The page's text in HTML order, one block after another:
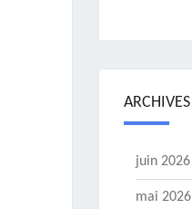
ARCHIVES
juin 2026
mai 2026